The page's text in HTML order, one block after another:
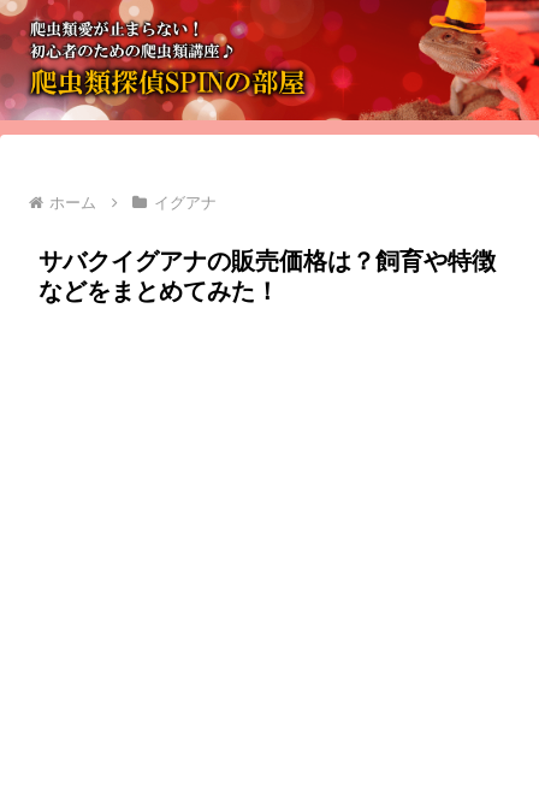
ホーム イグアナ
サバクイグアナの販売価格は？飼育や特徴
などをまとめてみた！